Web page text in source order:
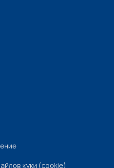
куки (cookie)